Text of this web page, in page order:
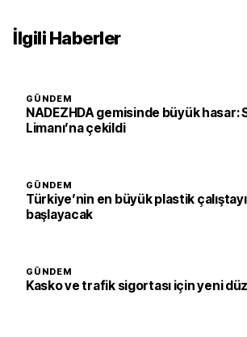
İlgili Haberler
GÜNDEM
NADEZHDA gemisinde büyük hasar:
Limanı’na çekildi
GÜNDEM
Türkiye’nin en büyük plastik
başlayacak
GÜNDEM
Kasko ve trafik sigortası için yeni